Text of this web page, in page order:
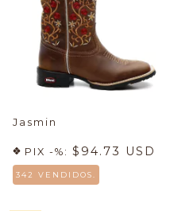
Jasmin
PIX -%: $94.73 USD
342 VENDIDOS.